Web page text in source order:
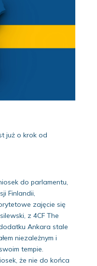
już o krok od
do parlamentu,
Finlandii,
zajęcie się
z 4CF The
Ankara stale
niezależnym i
tempie.
że nie do końca